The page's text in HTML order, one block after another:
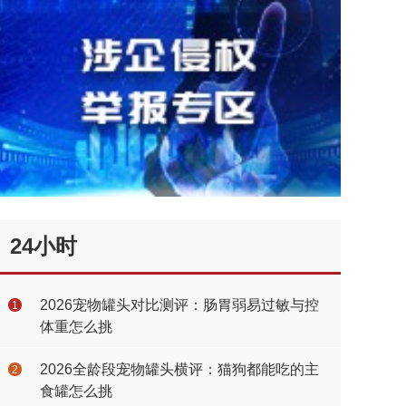
24小时
1
2026宠物罐头对比测评：肠胃弱易过敏与控
体重怎么挑
2
2026全龄段宠物罐头横评：猫狗都能吃的主
食罐怎么挑